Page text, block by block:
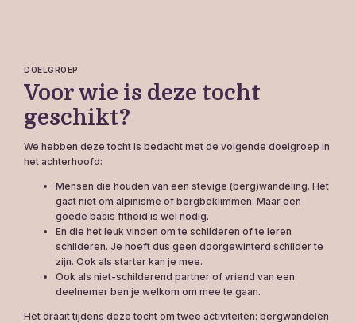
DOELGROEP
Voor wie is deze tocht
geschikt?
We hebben deze tocht is bedacht met de volgende doelgroep in
het achterhoofd:
Mensen die houden van een stevige (berg)wandeling. Het
gaat niet om alpinisme of bergbeklimmen. Maar een
goede basis fitheid is wel nodig.
En die het leuk vinden om te schilderen of te leren
schilderen. Je hoeft dus geen doorgewinterd schilder te
zijn. Ook als starter kan je mee.
Ook als niet-schilderend partner of vriend van een
deelnemer ben je welkom om mee te gaan.
Het draait tijdens deze tocht om twee activiteiten: bergwandelen